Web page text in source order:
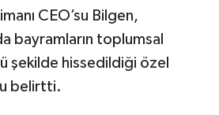
CEO’su Bilgen,
bayramların toplumsal
şekilde hissedildiği özel
belirtti.